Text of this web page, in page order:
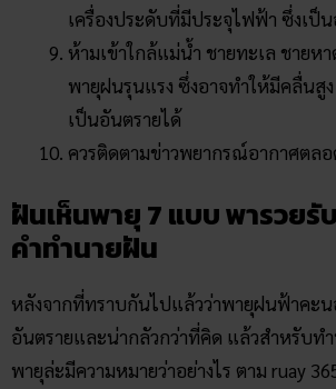
เครื่องประดับที่มีประจุไฟฟ้า ซึ่งเป็
ห้ามเข้าใกล้แม่น้ำ ชายทะเล ชายห
พายุฝนรุนแรง ซึ่งอาจทำให้มีคลื่นสู
เป็นอันตรายได้
ควรติดตามข่าวพยากรณ์อากาศตลอ
ฝันเห็นพายุ 7 แบบ พารวยรั
คำทำนายฝัน
หลังจากที่ทราบกันไปแล้วว่าพายุฝนฟ้าคะ
อันตรายและน่ากลัวกว่าที่คิด แล้วสำหรับท
พายุล่ะมีความหมายว่าอย่างไร ตาม ruay